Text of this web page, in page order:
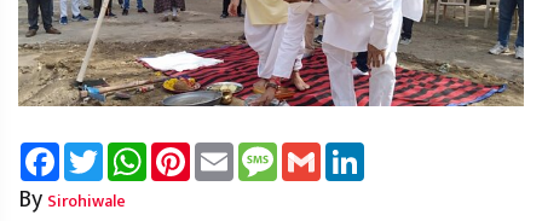
FacebookTwitterWhatsAppPinterest
Email Message
Gmail
By Sirohiwale